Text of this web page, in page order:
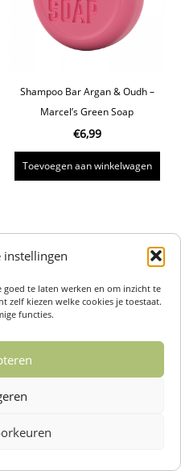
instellingen
te laten werken en om inzicht te
zelf kiezen welke cookies je toestaat.
functies.
Shampoo Bar Argan & Oudh –
Marcel’s Green Soap
€6,99
Toevoegen aan winkelwagen